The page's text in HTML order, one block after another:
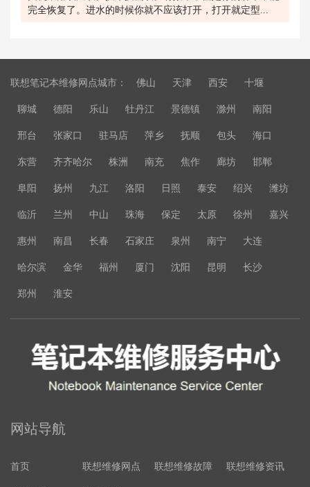
完全恢复了。进水的时候你就不应该打开，打开就定型...
联想笔记本维修网点城市： 佛山 天津 西安 十堰
聊城 德阳 乐山 牡丹江 景德镇 滁州 南阳
邢台 张家口 驻马店 萍乡 抚顺 包头 海口
东营 齐齐哈尔 株洲 南充 焦作 廊坊 邯郸
阜阳 扬州 九江 洛阳 日照 泰安 绍兴 潍坊
临沂 兰州 中山 珠海 保定 太原 徐州 嘉兴
惠州 南昌 长春 石家庄 泉州 南宁 大连
哈尔滨 金华 福州 厦门 沈阳 昆明 长沙
郑州 淮安
网站导航
首页 联想维修网点 联想维修故障 联想维修资讯